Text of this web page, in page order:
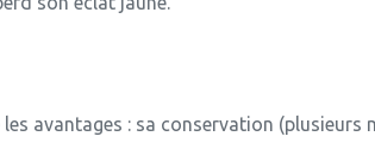
avantages : sa conservation